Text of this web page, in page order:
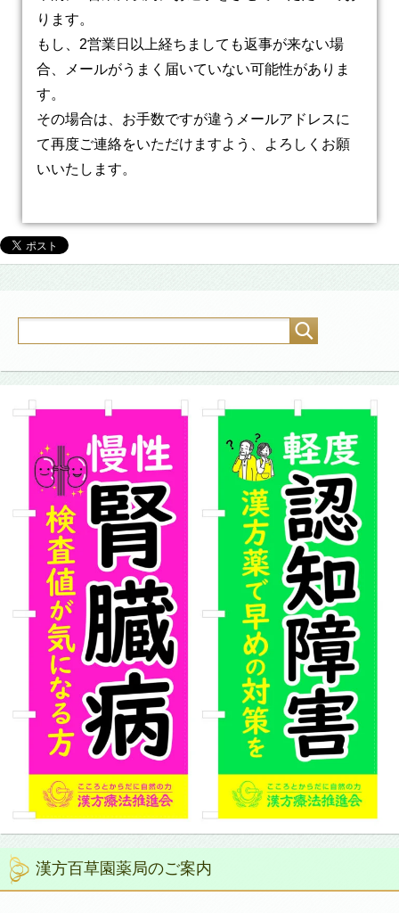
ります。
もし、2営業日以上経ちましても返事が来ない場
合、メールがうまく届いていない可能性がありま
す。
その場合は、お手数ですが違うメールアドレスに
て再度ご連絡をいただけますよう、よろしくお願
いいたします。
漢方百草園薬局のご案内